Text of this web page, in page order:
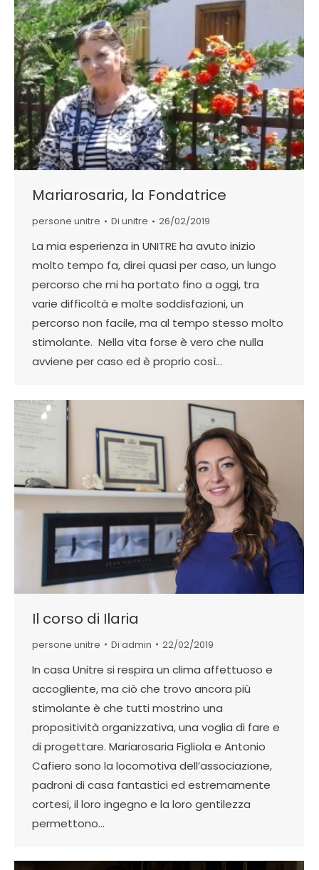
Mariarosaria, la Fondatrice
persone unitre Di unitre 26/02/2019
La mia esperienza in UNITRE ha avuto inizio
molto tempo fa, direi quasi per caso, un lungo
percorso che mi ha portato fino a oggi, tra
varie difficoltà e molte soddisfazioni, un
percorso non facile, ma al tempo stesso molto
stimolante. Nella vita forse è vero che nulla
avviene per caso ed è proprio così…
Il corso di Ilaria
persone unitre Di admin 22/02/2019
In casa Unitre si respira un clima affettuoso e
accogliente, ma ciò che trovo ancora più
stimolante è che tutti mostrino una
propositività organizzativa, una voglia di fare e
di progettare. Mariarosaria Figliola e Antonio
Cafiero sono la locomotiva dell’associazione,
padroni di casa fantastici ed estremamente
cortesi, il loro ingegno e la loro gentilezza
permettono…